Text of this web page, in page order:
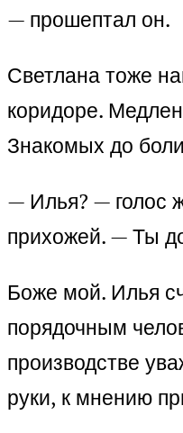
— прошептал он.
Светлана тоже
коридоре.
Знакомых до
— Илья? — голос
прихожей. — Ты
Боже мой. Илья
порядочным
производстве
руки, к мнению